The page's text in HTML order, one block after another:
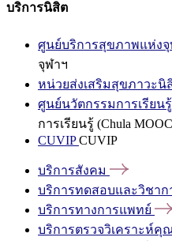
บริการนิสิต
ศูนย์บริการสุขภาพแห่งจุ
จุฬาฯ
หน่วยส่งเสริมสุขภาวะนิ
ศูนย์นวัตกรรมการเรียนรู้
การเรียนรู้ (Chula
CUVIPCUVIP
บริการสังคม
บริการทดสอบและวิชาก
บริการทางการแพทย์
บริการตรวจวิเคราะห์คุ